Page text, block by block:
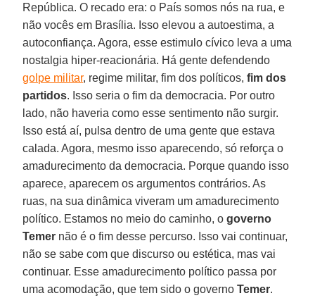
República. O recado era: o País somos nós na rua, e
não vocês em Brasília. Isso elevou a autoestima, a
autoconfiança. Agora, esse estimulo cívico leva a uma
nostalgia hiper-reacionária. Há gente defendendo
golpe militar, regime militar, fim dos políticos,fim dos
partidos. Isso seria o fim da democracia. Por outro
lado, não haveria como esse sentimento não surgir.
Isso está aí, pulsa dentro de uma gente que estava
calada. Agora, mesmo isso aparecendo, só reforça o
amadurecimento da democracia. Porque quando isso
aparece, aparecem os argumentos contrários. As
ruas, na sua dinâmica viveram um amadurecimento
político. Estamos no meio do caminho, ogoverno
Temer não é o fim desse percurso. Isso vai continuar,
não se sabe com que discurso ou estética, mas vai
continuar. Esse amadurecimento político passa por
uma acomodação, que tem sido o governoTemer.